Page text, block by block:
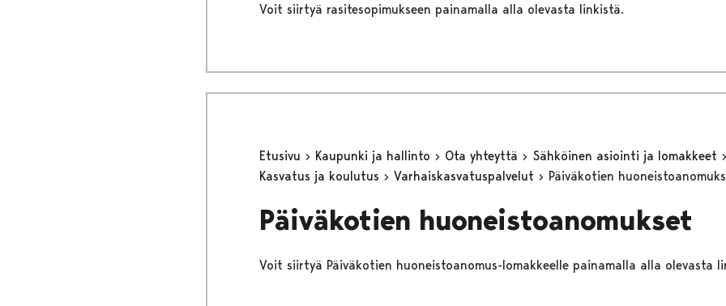
Voit siirtyä rasitesopimukseen painamalla alla olevasta linkistä.
Etusivu Kaupunki ja hallinto Ota yhteyttä
Sähköinen asiointi ja lomakkeet
Kasvatus ja koulutus
Varhaiskasvatuspalvelut Päiväkotien
Päiväkotien huoneistoanomukset
Voit siirtyä Päiväkotien huoneistoanomus-lomakkeelle painamalla alla olevasta